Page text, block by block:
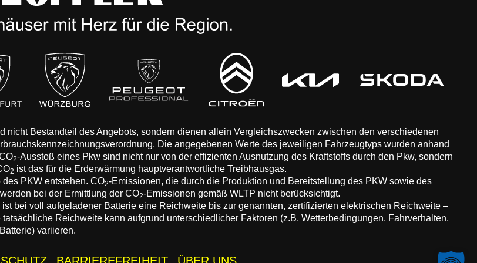
Bestandteil des Angebots, sondern dienen allein Vergleichszwecken zwischen den verschiedenen
Die angegebenen Werte des jeweiligen Fahrzeugtyps wurden anhand
2-Ausstoß eines Pkw sind nicht nur von der effizienten Ausnutzung des Kraftstoffs durch den Pkw, sondern
2 ist das für die Erderwärmung hauptverantwortliche Treibhausgas.
PKW entstehen. CO2-Emissionen, die durch die Produktion und Bereitstellung des PKW sowie des
bei der Ermittlung der CO2-Emissionen gemäß WLTP nicht berücksichtigt.
bei voll aufgeladener Batterie eine Reichweite bis zur genannten, zertifizierten elektrischen Reichweite –
Reichweite kann aufgrund unterschiedlicher Faktoren (z.B. Wetterbedingungen, Fahrverhalten,
variieren.